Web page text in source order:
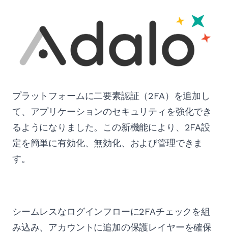
プラットフォームに二要素認証（2FA）を追加し
て、アプリケーションのセキュリティを強化でき
るようになりました。この新機能により、2FA設
定を簡単に有効化、無効化、および管理できま
す。
シームレスなログインフローに2FAチェックを組
み込み、アカウントに追加の保護レイヤーを確保